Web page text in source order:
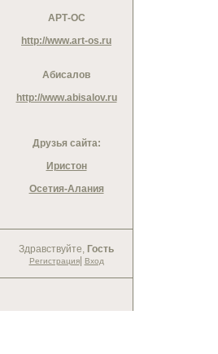
АРТ-ОС
http://www.art-os.ru
Абисалов
http://www.abisalov.ru
Друзья сайта:
Иристон
Осетия-Алания
Здравствуйте, Гость
Регистрация| Вход